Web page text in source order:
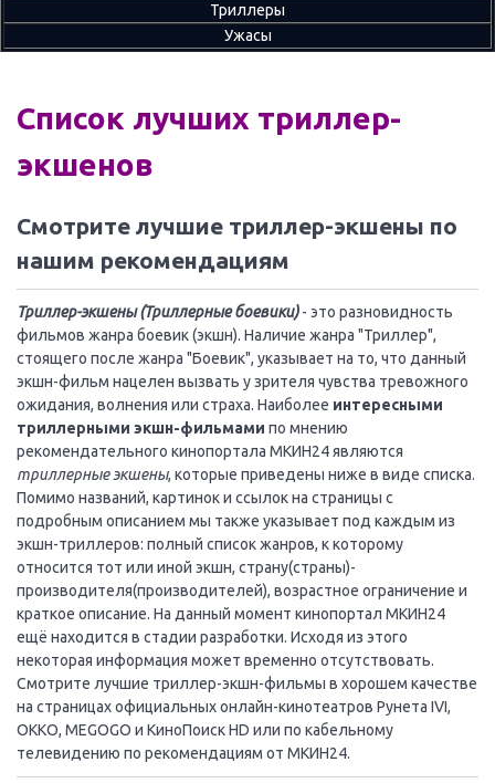
Триллеры
Ужасы
Список лучших триллер-
экшенов
Смотрите лучшие триллер-экшены по
нашим рекомендациям
Триллер-экшены (Триллерные боевики)- это разновидность
фильмов жанра боевик (экшн). Наличие жанра "Триллер",
стоящего после жанра "Боевик", указывает на то, что данный
экшн-фильм нацелен вызвать у зрителя чувства тревожного
ожидания, волнения или страха. Наиболее интересными
триллерными экшн-фильмами по мнению
рекомендательного кинопортала МКИН24 являются
триллерные экшены, которые приведены ниже в виде списка.
Помимо названий, картинок и ссылок на страницы с
подробным описанием мы также указывает под каждым из
экшн-триллеров: полный список жанров, к которому
относится тот или иной экшн, страну(страны)-
производителя(производителей), возрастное ограничение и
краткое описание. На данный момент кинопортал МКИН24
ещё находится в стадии разработки. Исходя из этого
некоторая информация может временно отсутствовать.
Смотрите лучшие триллер-экшн-фильмы в хорошем качестве
на страницах официальных онлайн-кинотеатров Рунета IVI,
OKKO, MEGOGO и КиноПоиск HD или по кабельному
телевидению по рекомендациям от МКИН24.